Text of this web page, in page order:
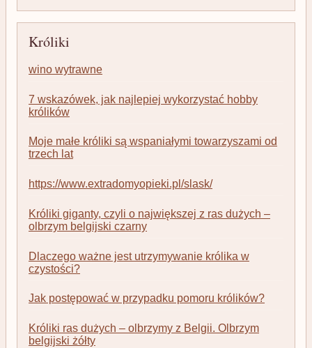
Króliki
wino wytrawne
7 wskazówek, jak najlepiej wykorzystać hobby
królików
Moje małe króliki są wspaniałymi towarzyszami od
trzech lat
https://www.extradomyopieki.pl/slask/
Króliki giganty, czyli o największej z ras dużych –
olbrzym belgijski czarny
Dlaczego ważne jest utrzymywanie królika w
czystości?
Jak postępować w przypadku pomoru królików?
Króliki ras dużych – olbrzymy z Belgii. Olbrzym
belgijski żółty